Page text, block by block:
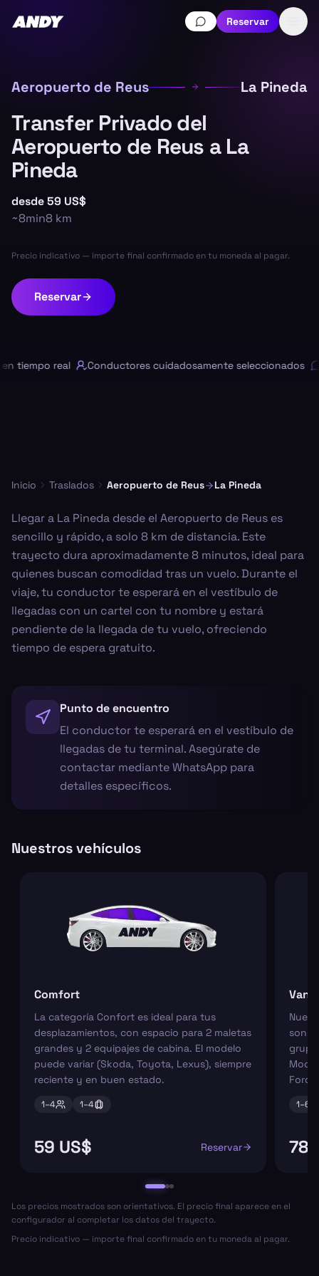
Reservar
Aeropuerto de Reus La Pineda
Transfer Privado del
Aeropuerto de Reus a La
Pineda
desde59 US$
~8min8 km
Precio indicativo — importe final confirmado en tu moneda al pagar.
Reservar
tiempo real Conductores cuidadosamente seleccionados
Inicio Traslados Aeropuerto de Reus La Pineda
Llegar a La Pineda desde el Aeropuerto de Reus es
sencillo y rápido, a solo 8 km de distancia. Este
trayecto dura aproximadamente 8 minutos, ideal para
quienes buscan comodidad tras un vuelo. Durante el
viaje, tu conductor te esperará en el vestíbulo de
llegadas con un cartel con tu nombre y estará
pendiente de la llegada de tu vuelo, ofreciendo
tiempo de espera gratuito.
Punto de encuentro
El conductor te esperará en el vestíbulo de
llegadas de tu terminal. Asegúrate de
contactar mediante WhatsApp para
detalles específicos.
Nuestros vehículos
Comfort
La categoría Confort es ideal para tus
desplazamientos, con espacio para 2 maletas
grandes y 2 equipajes de cabina. El modelo
puede variar (Skoda, Toyota, Lexus), siempre
reciente y en buen estado.
1–4 1–4
59 US$ Reservar
Van
son
Ford
1–6
78
Los precios mostrados son orientativos. El precio final aparece en el
configurador al completar los datos del trayecto.
Precio indicativo — importe final confirmado en tu moneda al pagar.